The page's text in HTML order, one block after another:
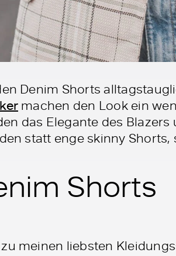
Denim Shorts
machen den Look ein
das Elegante des Blazers
statt enge skinny
Shorts
meinen liebsten